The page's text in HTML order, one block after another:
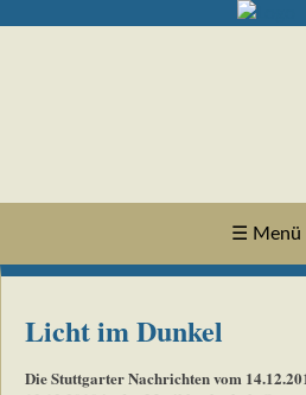
☰ Menü
Licht im Dunkel
Die Stuttgarter Nachrichten vom